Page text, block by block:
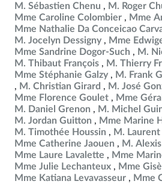
M. Sébastien Chenu
M. Roger
Mme Caroline Colombier
Mme
Mme Nathalie Da Conceicao
M. Jocelyn Dessigny
Mme
Mme Sandrine Dogor-Such
M.
M. Thibaut François
M. Thierry
Mme Stéphanie Galzy
M. Frank
M. Christian Girard
M. José
Mme Florence Goulet
Mme
M. Daniel Grenon
M. Michel
M. Jordan Guitton
Mme Marine
M. Timothée Houssin
M.
Mme Catherine Jaouen
M.
Mme Laure Lavalette
Mme
Mme Julie Lechanteux
Mme
Mme Katiana Levavasseur
Mme